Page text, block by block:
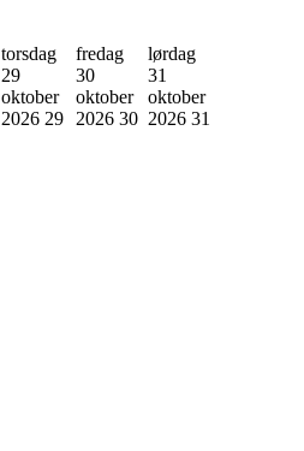
torsdag
29
oktober
2026 29
fredag
30
oktober
2026 30
lørdag
31
oktober
2026 31